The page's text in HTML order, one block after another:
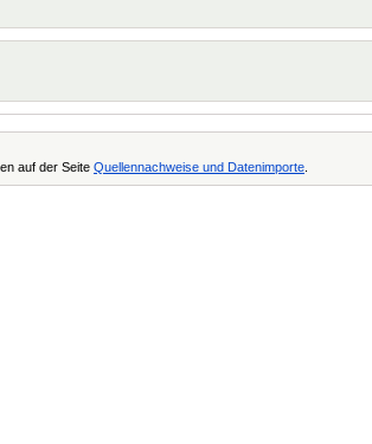
auf der Seite Quellennachweise und Datenimporte